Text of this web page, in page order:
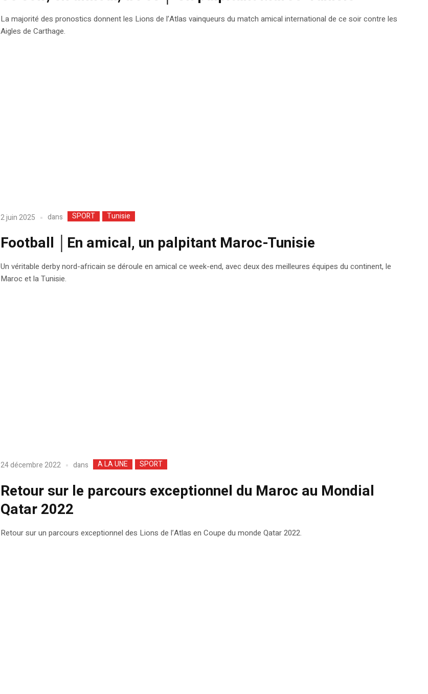
La majorité des pronostics donnent les Lions de l’Atlas vainqueurs du match amical international de ce soir contre les
Aigles de Carthage.
2 juin 2025 dans SPORT Tunisie
Football │En amical, un palpitant Maroc-Tunisie
Un véritable derby nord-africain se déroule en amical ce week-end, avec deux des meilleures équipes du continent, le
Maroc et la Tunisie.
24 décembre 2022 dans A LA UNE SPORT
Retour sur le parcours exceptionnel du Maroc au Mondial
Qatar 2022
Retour sur un parcours exceptionnel des Lions de l’Atlas en Coupe du monde Qatar 2022.